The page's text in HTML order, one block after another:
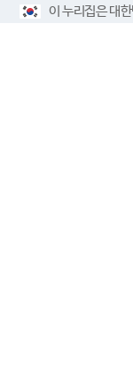
이 누리집은 대